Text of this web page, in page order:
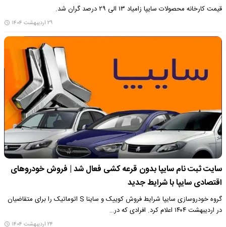
قیمت کارخانه محصولات سایپا زامیاد ۱۳ الی ۲۹ درصد گران شد.
۲۹ اردیبهشت ۱۴۰۴
سایت ثبت نام سایپا بدون قرعه کشی فعال شد | فروش خودروهای
اقتصادی سایپا با شرایط جدید
گروه خودروسازی سایپا شرایط فروش کوییک و ساینا S اتوماتیک را برای متقاضیان
در اردیبهشت ۱۴۰۴ اعلام کرد. افرادی که در…
۲۴ اردیبهشت ۱۴۰۴